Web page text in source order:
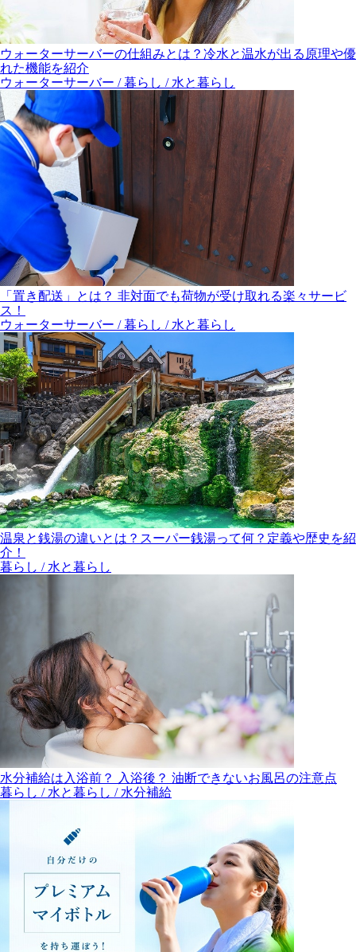
ウォーターサーバーの仕組みとは？冷水と温水が出る原理や優
れた機能を紹介
ウォーターサーバー / 暮らし / 水と暮らし
「置き配送」とは？ 非対面でも荷物が受け取れる楽々サービ
ス！
ウォーターサーバー / 暮らし / 水と暮らし
温泉と銭湯の違いとは？スーパー銭湯って何？定義や歴史を紹
介！
暮らし / 水と暮らし
水分補給は入浴前？ 入浴後？ 油断できないお風呂の注意点
暮らし / 水と暮らし / 水分補給